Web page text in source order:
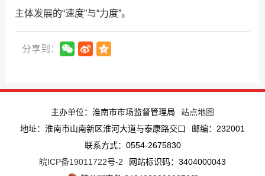
主体发展的“速度”与“力度”。
分享到：
主办单位：淮南市市场监督管理局
站点地图
地址：淮南市山南新区淮河大道与泰康路交口
邮编：232001
联系方式：0554-2675830
皖ICP备19011722号-2
网站标识码：3404000043